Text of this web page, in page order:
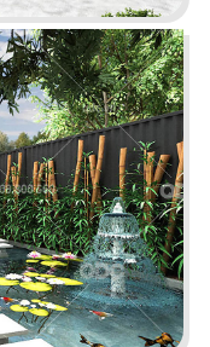
mùa hè xinh
màu vàng
sống động